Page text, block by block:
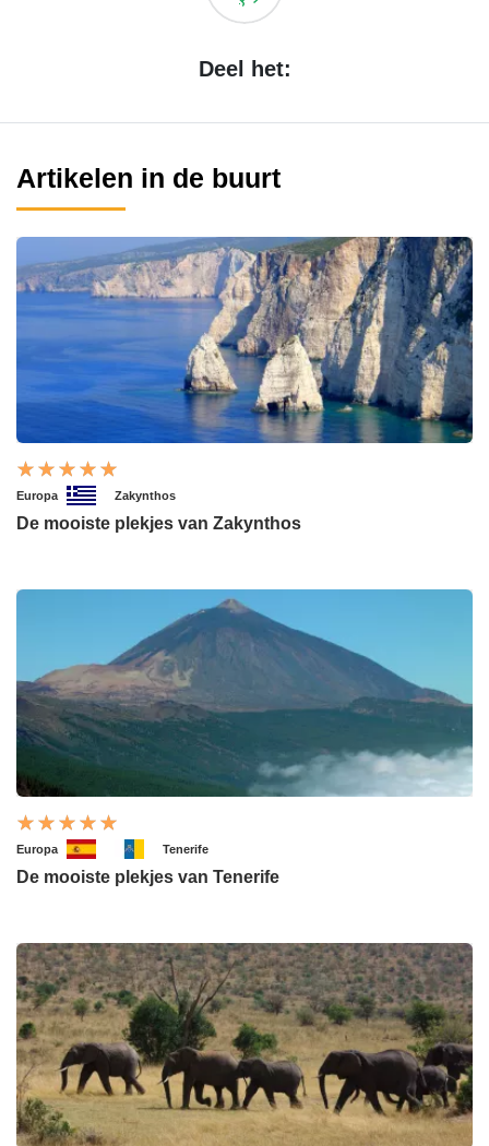
Deel het:
Artikelen in de buurt
Europa Zakynthos
De mooiste plekjes van Zakynthos
Europa Tenerife
De mooiste plekjes van Tenerife